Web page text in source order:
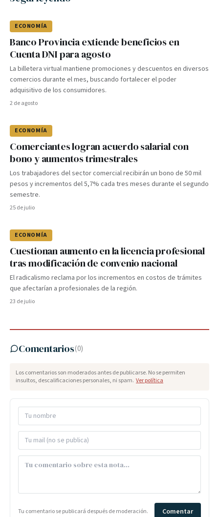
ECONOMÍA
Banco Provincia extiende beneficios en
Cuenta DNI para agosto
La billetera virtual mantiene promociones y descuentos en diversos
comercios durante el mes, buscando fortalecer el poder
adquisitivo de los consumidores.
2 de agosto
ECONOMÍA
Comerciantes logran acuerdo salarial con
bono y aumentos trimestrales
Los trabajadores del sector comercial recibirán un bono de 50 mil
pesos y incrementos del 5,7% cada tres meses durante el segundo
semestre.
25 de julio
ECONOMÍA
Cuestionan aumento en la licencia profesional
tras modificación de convenio nacional
El radicalismo reclama por los incrementos en costos de trámites
que afectarían a profesionales de la región.
23 de julio
Comentarios(0)
Los comentarios son moderados antes de publicarse. No se permiten
insultos, descalificaciones personales, ni spam. Ver política
Tu comentario se publicará después de moderación. Comentar